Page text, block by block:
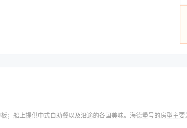
；船上提供中式自助餐以及沿途的各国美味。海德堡号的房型主